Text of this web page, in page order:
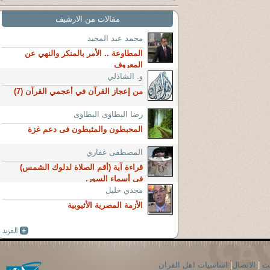
مقالات من الارشيف
محمد عبد المجيد
المطاوعة .. الأمر بالمنكر والنهي عن
المعروف
و. الشاذلي
من إعجاز القرآن في أعجمي القرآن (7)
رضا البطاوى البطاوى
المحبطون والمثبطون فى دعم غزة
المصطفى غفاري
قراءة آية (أقم الصلاة لدلوك الشمس)
في أسماء السور.
مجدي خليل
الأزمة المصرية الأثيوبية
الاتصال اساسيات اهل القران